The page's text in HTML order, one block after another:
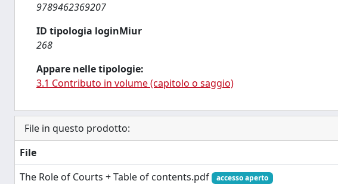
9789462369207
ID tipologia loginMiur
268
Appare nelle tipologie:
3.1 Contributo in volume (capitolo o saggio)
File in questo prodotto:
File
The Role of Courts + Table of contents.pdf
accesso aperto